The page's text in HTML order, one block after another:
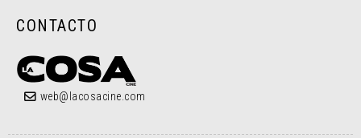
CONTACTO
web@lacosacine.com